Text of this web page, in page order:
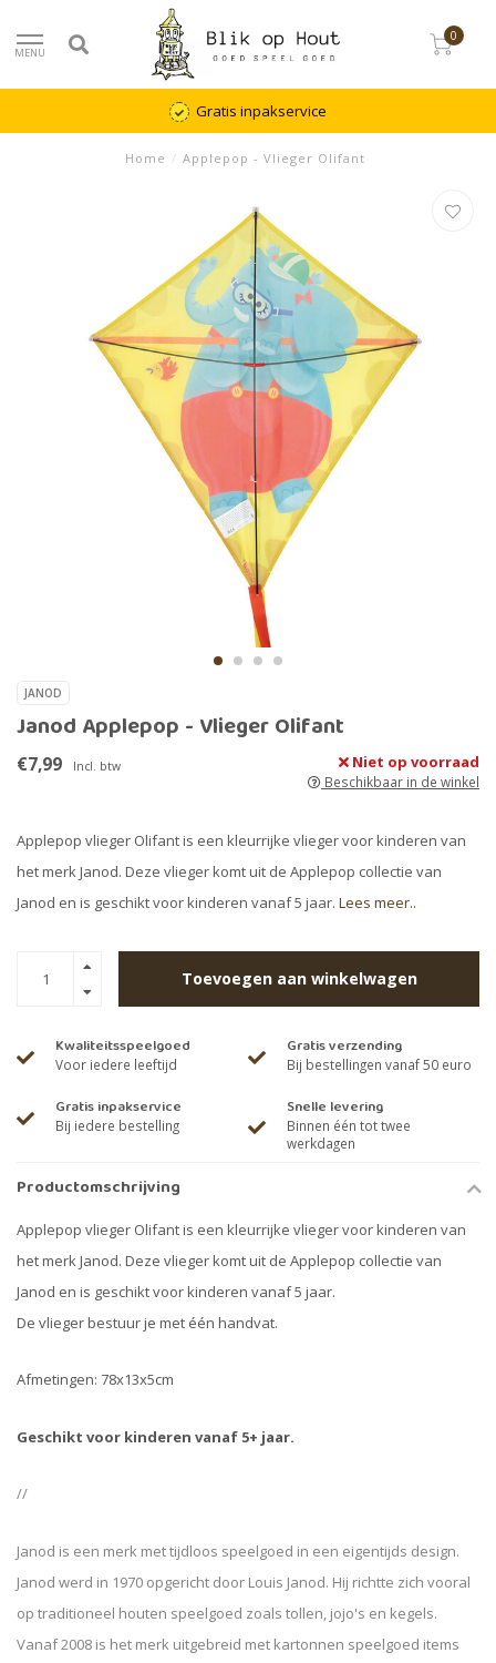
MENU
0
Gratis inpakservice
Home / Applepop - Vlieger Olifant
JANOD
Janod Applepop - Vlieger Olifant
€7,99 Incl. btw Niet op voorraad
Beschikbaar in de winkel
Applepop vlieger Olifant is een kleurrijke vlieger voor kinderen van
het merk Janod. Deze vlieger komt uit de Applepop collectie van
Janod en is geschikt voor kinderen vanaf 5 jaar. Lees meer..
Toevoegen aan winkelwagen
Kwaliteitsspeelgoed
Voor iedere leeftijd
Gratis verzending
Bij bestellingen vanaf 50 euro
Gratis inpakservice
Bij iedere bestelling
Snelle levering
Binnen één tot twee
werkdagen
Productomschrijving
Applepop vlieger Olifant is een kleurrijke vlieger voor kinderen van
het merk Janod. Deze vlieger komt uit de Applepop collectie van
Janod en is geschikt voor kinderen vanaf 5 jaar.
De vlieger bestuur je met één handvat.
Afmetingen: 78x13x5cm
Geschikt voor kinderen vanaf 5+ jaar.
//
Janod is een merk met tijdloos speelgoed in een eigentijds design.
Janod werd in 1970 opgericht door Louis Janod. Hij richtte zich vooral
op traditioneel houten speelgoed zoals tollen, jojo's en kegels.
Vanaf 2008 is het merk uitgebreid met kartonnen speelgoed items